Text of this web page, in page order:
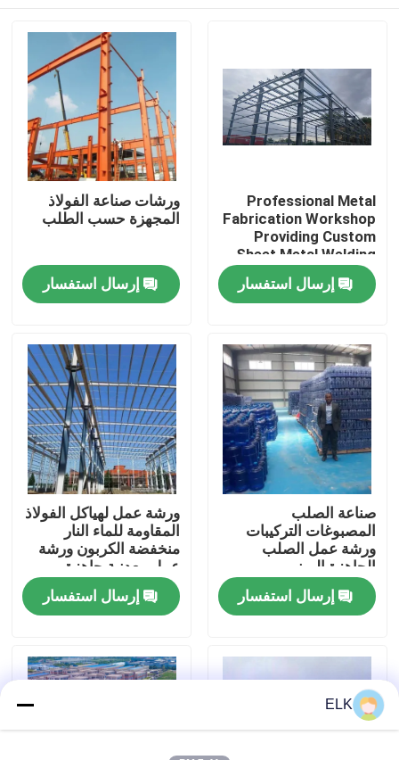
المنزل
المنتجات
حولنا
جولة في المصنع
مراقبة الجودة
اتصل بنا
أخبار
اطلب اقتباس
Professional Metal
Fabrication Workshop
Providing Custom
Sheet Metal Welding
Cutting and Assembly
Solutions for
Industrial
إرسال استفسار
ورشات صناعة الفولاذ
المجهزة حسب الطلب
إرسال استفسار
صناعة الصلب
المصبوغات التركيبات
ورشة عمل الصلب
الجاهزة المبنى
إرسال استفسار
ورشة عمل لهياكل الفولاذ
المقاومة للماء النار
منخفضة الكربون ورشة
عمل معدنية جاهزة
إرسال استفسار
ELK